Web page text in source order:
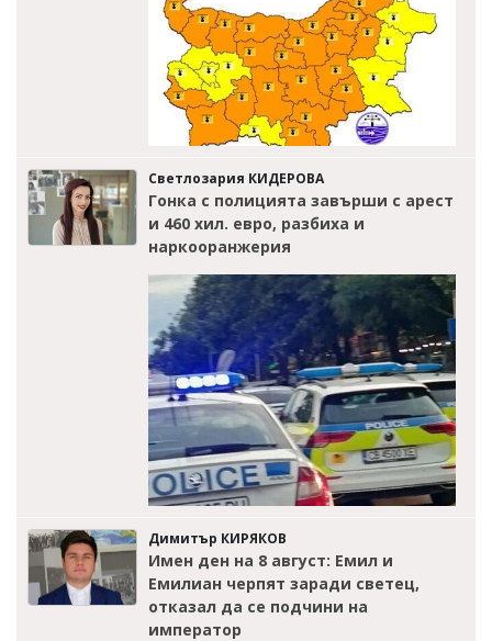
Светлозария КИДЕРОВА
Гонка с полицията завърши с арест
и 460 хил. евро, разбиха и
наркооранжерия
Димитър КИРЯКОВ
Имен ден на 8 август: Емил и
Емилиан черпят заради светец,
отказал да се подчини на
император